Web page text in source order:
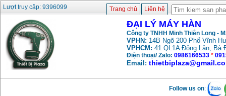
Lượt truy cập: 9396099
Trang chủ Liên hệ
ĐẠI LÝ MÁY HÀN
Công ty TNHH Minh Thiên Long -
VPHN: 14B Ngõ 200 Phố Vĩnh
VPHCM: 41 QL1A Đông Lân, Bà
Điện thoại/ Zalo: 0986166533 *
Email:
Follow us on: